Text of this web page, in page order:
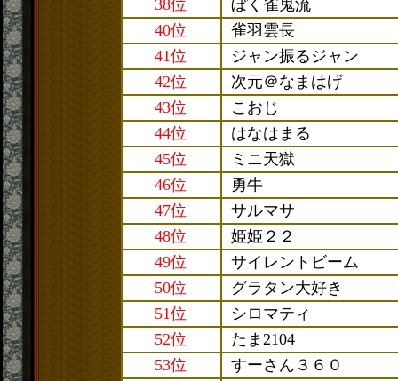
38位
ぼく雀鬼流
40位
雀羽雲長
41位
ジャン振るジャン
42位
次元＠なまはげ
43位
こおじ
44位
はなはまる
45位
ミニ天獄
46位
勇牛
47位
サルマサ
48位
姫姫２２
49位
サイレントビーム
50位
グラタン大好き
51位
シロマティ
52位
たま2104
53位
すーさん３６０